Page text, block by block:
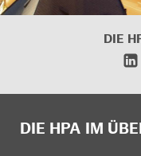
DIE
DIE HPA IM